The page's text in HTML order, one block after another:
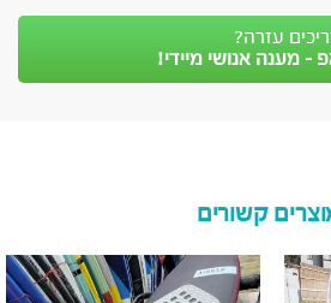
עזרה?
- מענה אנושי מיידי!
קשורים